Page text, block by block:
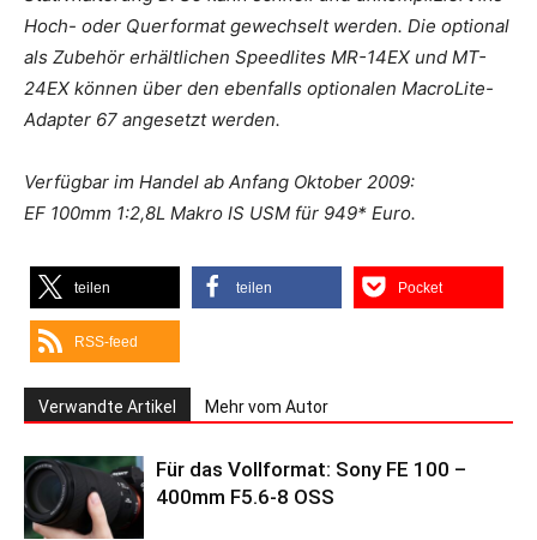
Hoch- oder Querformat gewechselt werden. Die optional
als Zubehör erhältlichen Speedlites MR-14EX und MT-
24EX können über den ebenfalls optionalen MacroLite-
Adapter 67 angesetzt werden.
Verfügbar im Handel ab Anfang Oktober 2009:
EF 100mm 1:2,8L Makro IS USM für 949* Euro.
teilen teilen Pocket
RSS-feed
Verwandte Artikel Mehr vom Autor
Für das Vollformat: Sony FE 100 –
400mm F5.6-8 OSS